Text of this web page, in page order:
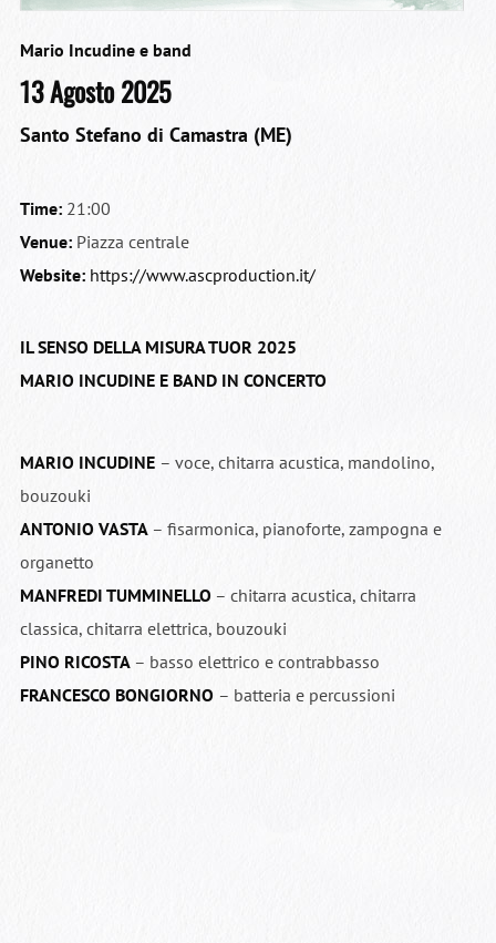
Mario Incudine e band
13 Agosto 2025
Santo Stefano di Camastra (ME)
Time:21:00
Venue:Piazza centrale
Website: https://www.ascproduction.it/
IL SENSO DELLA MISURA TUOR 2025
MARIO INCUDINE E BAND IN CONCERTO
MARIO INCUDINE – voce, chitarra acustica, mandolino,
bouzouki
ANTONIO VASTA – fisarmonica, pianoforte, zampogna e
organetto
MANFREDI TUMMINELLO– chitarra acustica, chitarra
classica, chitarra elettrica, bouzouki
PINO RICOSTA – basso elettrico e contrabbasso
FRANCESCO BONGIORNO – batteria e percussioni